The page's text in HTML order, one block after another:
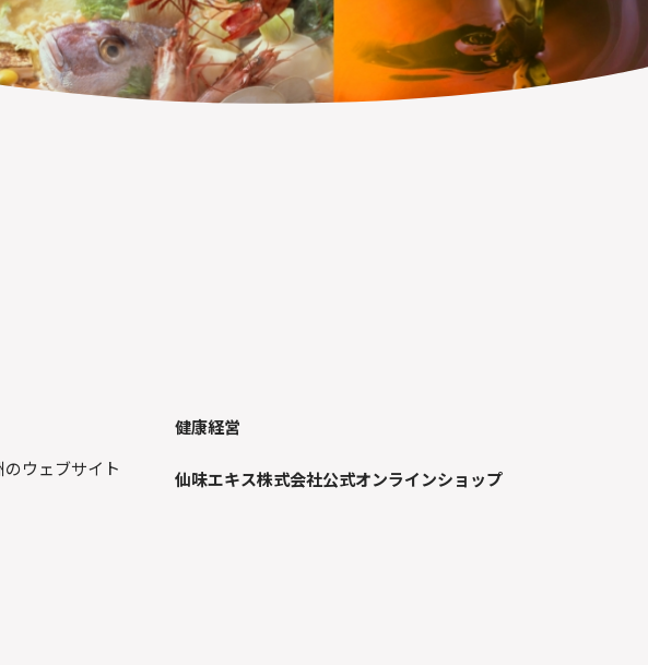
ウェブサイト
健康経営
仙味エキス株式会社公式オンラインショップ